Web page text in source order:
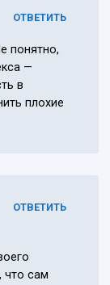
ОТВЕТИТЬ
понятно,
—
в
плохие
ОТВЕТИТЬ
что сам